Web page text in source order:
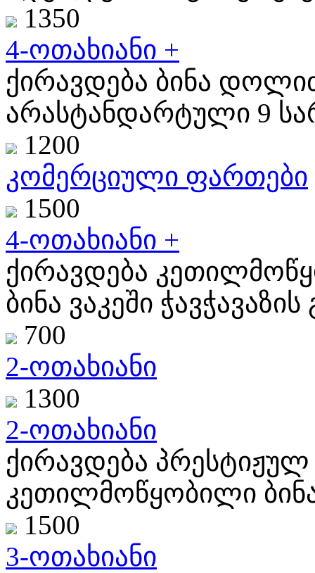
1350
4-ოთახიანი +
ქირავდება ბინა
არასტანდარტული 9
1200
კომერციული ფართები
1500
4-ოთახიანი +
ქირავდება
ბინა ვაკეში
700
2-ოთახიანი
1300
2-ოთახიანი
ქირავდება
კეთილმოწყობილი
1500
3-ოთახიანი